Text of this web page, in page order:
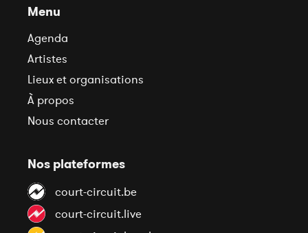
Menu
Agenda
Artistes
Lieux et organisations
À propos
Nous contacter
Nos plateformes
court-circuit.be
court-circuit.live